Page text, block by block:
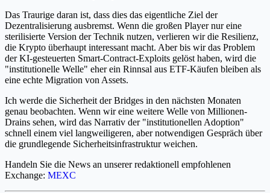
Das Traurige daran ist, dass dies das eigentliche Ziel der
Dezentralisierung ausbremst. Wenn die großen Player nur eine
sterilisierte Version der Technik nutzen, verlieren wir die Resilienz,
die Krypto überhaupt interessant macht. Aber bis wir das Problem
der KI-gesteuerten Smart-Contract-Exploits gelöst haben, wird die
"institutionelle Welle" eher ein Rinnsal aus ETF-Käufen bleiben als
eine echte Migration von Assets.
Ich werde die Sicherheit der Bridges in den nächsten Monaten
genau beobachten. Wenn wir eine weitere Welle von Millionen-
Drains sehen, wird das Narrativ der "institutionellen Adoption"
schnell einem viel langweiligeren, aber notwendigen Gespräch über
die grundlegende Sicherheitsinfrastruktur weichen.
Handeln Sie die News an unserer redaktionell empfohlenen
Exchange: MEXC